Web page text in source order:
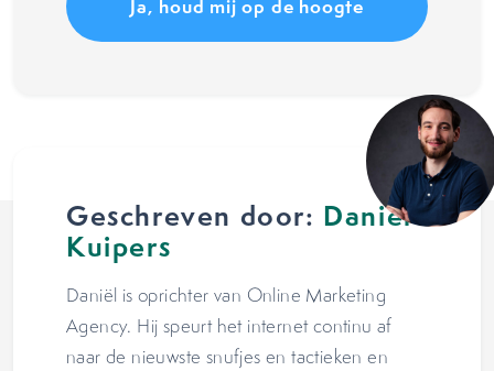
Geschreven door: Daniël
Kuipers
Daniël is oprichter van Online Marketing
Agency. Hij speurt het internet continu af
naar de nieuwste snufjes en tactieken en